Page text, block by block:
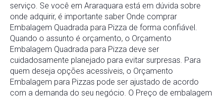
serviço. Se você em Araraquara está em dúvida sobre
onde adquirir, é importante saber Onde comprar
Embalagem Quadrada para Pizza de forma confiável.
Quando o assunto é orçamento, o Orçamento
Embalagem Quadrada para Pizza deve ser
cuidadosamente planejado para evitar surpresas. Para
quem deseja opções acessíveis, o Orçamento
Embalagem para Pizzas pode ser ajustado de acordo
com a demanda do seu negócio. O Preço de embalagem